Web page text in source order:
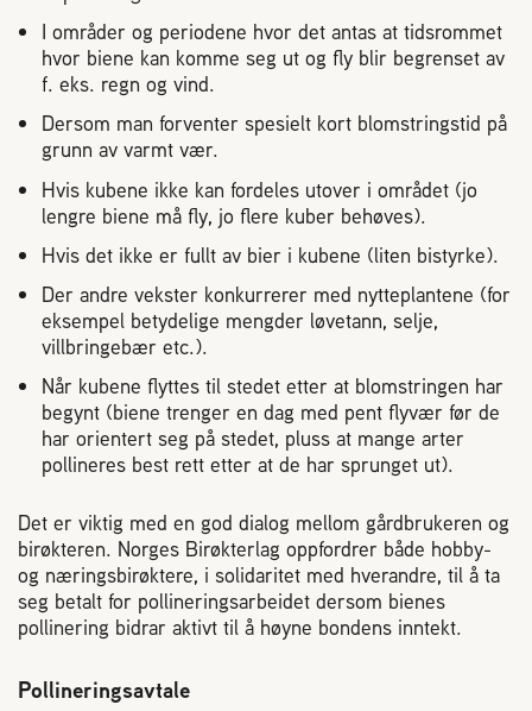
I områder og periodene hvor det antas at tidsrommet
hvor biene kan komme seg ut og fly blir begrenset av
f. eks. regn og vind.
Dersom man forventer spesielt kort blomstringstid på
grunn av varmt vær.
Hvis kubene ikke kan fordeles utover i området (jo
lengre biene må fly, jo flere kuber behøves).
Hvis det ikke er fullt av bier i kubene (liten bistyrke).
Der andre vekster konkurrerer med nytteplantene (for
eksempel betydelige mengder løvetann, selje,
villbringebær etc.).
Når kubene flyttes til stedet etter at blomstringen har
begynt (biene trenger en dag med pent flyvær før de
har orientert seg på stedet, pluss at mange arter
pollineres best rett etter at de har sprunget ut).
Det er viktig med en god dialog mellom gårdbrukeren og
birøkteren. Norges Birøkterlag oppfordrer både hobby-
og næringsbirøktere, i solidaritet med hverandre, til å ta
seg betalt for pollineringsarbeidet dersom bienes
pollinering bidrar aktivt til å høyne bondens inntekt.
Pollineringsavtale